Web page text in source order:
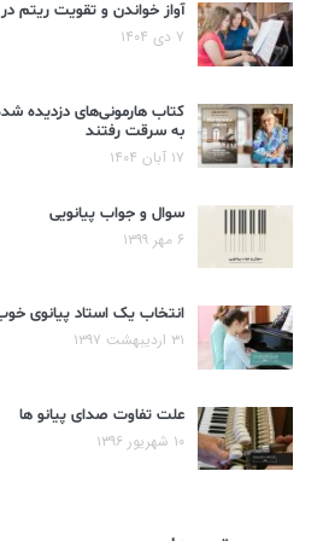
آواز خواندن و تقویت ریتم در
۷ دی ۱۴۰۴
کتاب هارمونی‌های دزدیده
به سرقت رفتند
۱۷ آبان ۱۴۰۴
سوال و جواب پیانویی
۶ مهر ۱۳۹۹
انتخاب یک استاد پیانوی
۳۱ اردیبهشت ۱۳۹۷
علت تفاوت صدای پیانو ها
۱۰ شهریور ۱۳۹۶